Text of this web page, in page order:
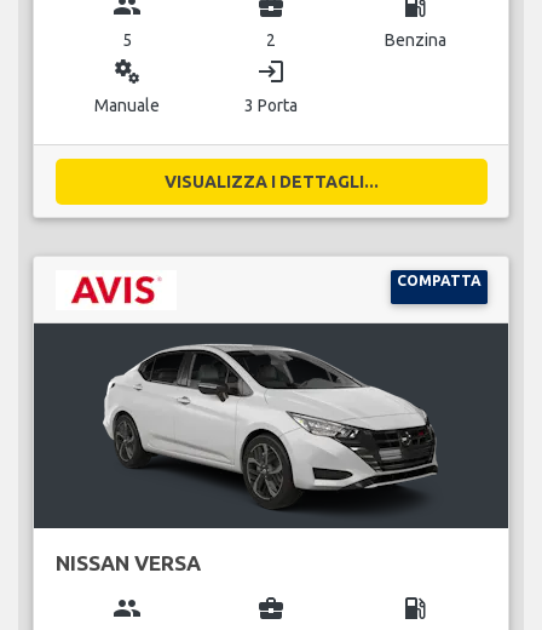
5 2 Benzina
miscellaneous_services
Manuale
login
3 Porta
VISUALIZZA I DETTAGLI...
COMPATTA
NISSAN VERSA
group business_center local_gas_station